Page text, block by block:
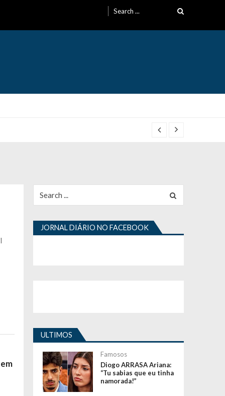
for:
for:
JORNAL DIÁRIO NO FACEBOOK
ULTIMOS
Famosos
Diogo ARRASA Ariana:
“Tu sabias que eu tinha
namorada!”